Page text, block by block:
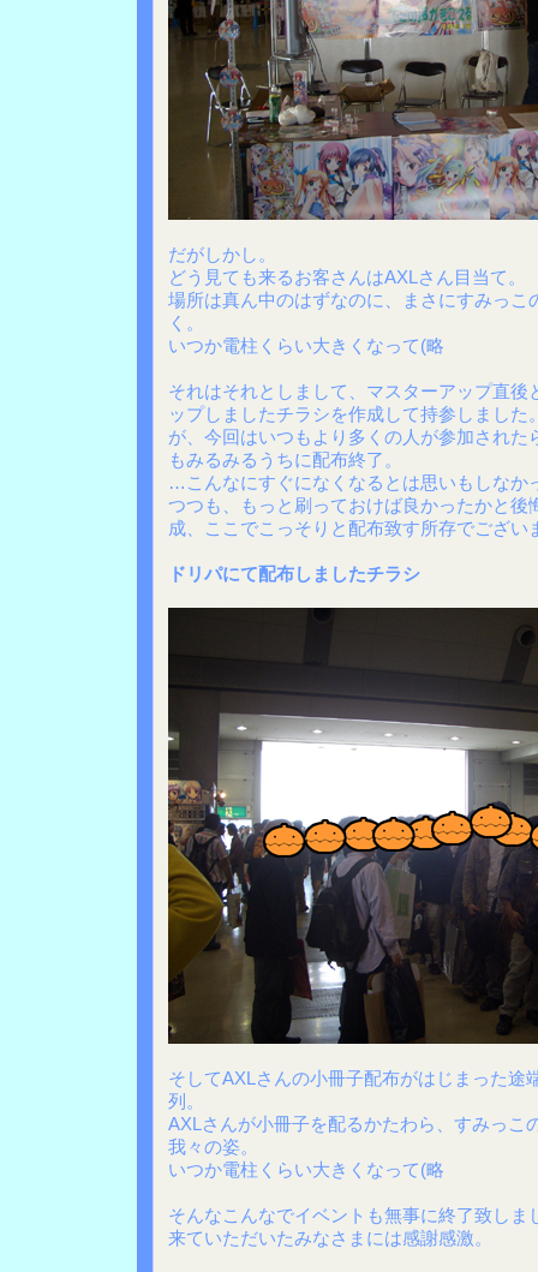
だがしかし。
どう見ても来るお客さんはAXLさん目当て。
場所は真ん中のはずなのに、まさにすみっこ
く。
いつか電柱くらい大きくなって(略
それはそれとしまして、マスターアップ直後
ップしましたチラシを作成して持参しました
が、今回はいつもより多くの人が参加された
もみるみるうちに配布終了。
…こんなにすぐになくなるとは思いもしなか
つつも、もっと刷っておけば良かったかと後
成、ここでこっそりと配布致す所存でござい
ドリパにて配布しましたチラシ
そしてAXLさんの小冊子配布がはじまった途
列。
AXLさんが小冊子を配るかたわら、すみっこ
我々の姿。
いつか電柱くらい大きくなって(略
そんなこんなでイベントも無事に終了致しま
来ていただいたみなさまには感謝感激。